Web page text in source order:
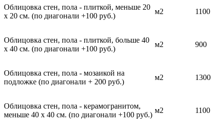
Облицовка стен, пола - плиткой, меньше 20
х 20 см. (по диагонали +100 руб.)
м2 1100
Облицовка стен, пола - плиткой, больше 40
х 40 см. (по диагонали +100 руб.)
м2 900
Облицовка стен, пола - мозаикой на
подложке (по диагонали + 200 руб.)
м2 1300
Облицовка стен, пола - керамогранитом,
меньше 40 х 40 см. (по диагонали +100 руб.)
м2 1100